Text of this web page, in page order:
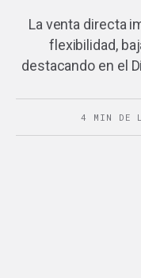
La venta directa
flexibilidad,
destacando en el
4 MIN DE